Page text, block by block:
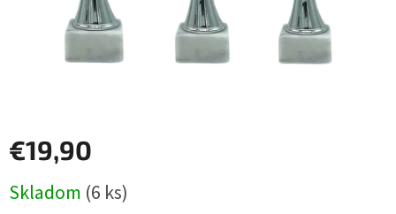
€19,90
cena:
Skladom (6 ks)